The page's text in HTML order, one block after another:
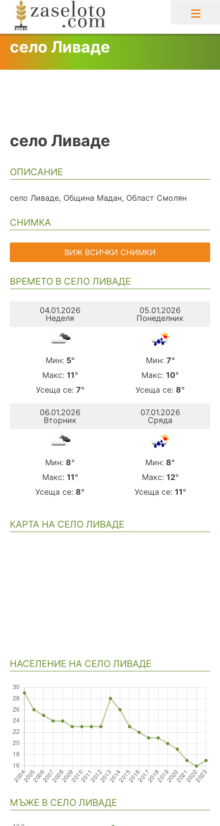
content
село Ливаде
село Ливаде
ОПИСАНИЕ
село Ливаде, Община Мадан, Област Смолян
СНИМКА
ВИЖ ВСИЧКИ СНИМКИ
ВРЕМЕТО В СЕЛО ЛИВАДЕ
04.01.2026
Неделя
Мин: 5°
Макс: 11°
Усеща се: 7°
05.01.2026
Понеделник
Мин: 7°
Макс: 10°
Усеща се: 8°
06.01.2026
Вторник
Мин: 8°
Макс: 11°
Усеща се: 8°
07.01.2026
Сряда
Мин: 8°
Макс: 12°
Усеща се: 11°
КАРТА НА СЕЛО ЛИВАДЕ
НАСЕЛЕНИЕ НА СЕЛО ЛИВАДЕ
МЪЖЕ В СЕЛО ЛИВАДЕ